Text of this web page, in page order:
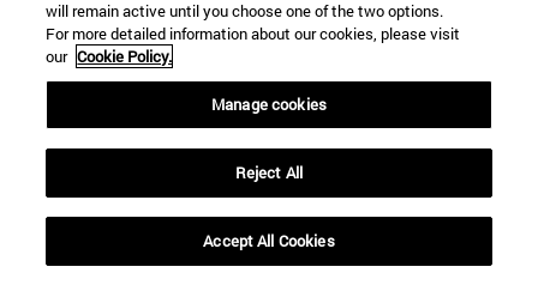
Más información
will remain active until you choose one of the two options.
For more detailed information about our cookies, please visit
our Cookie Policy.
Manage cookies
Reject All
Accept All Cookies